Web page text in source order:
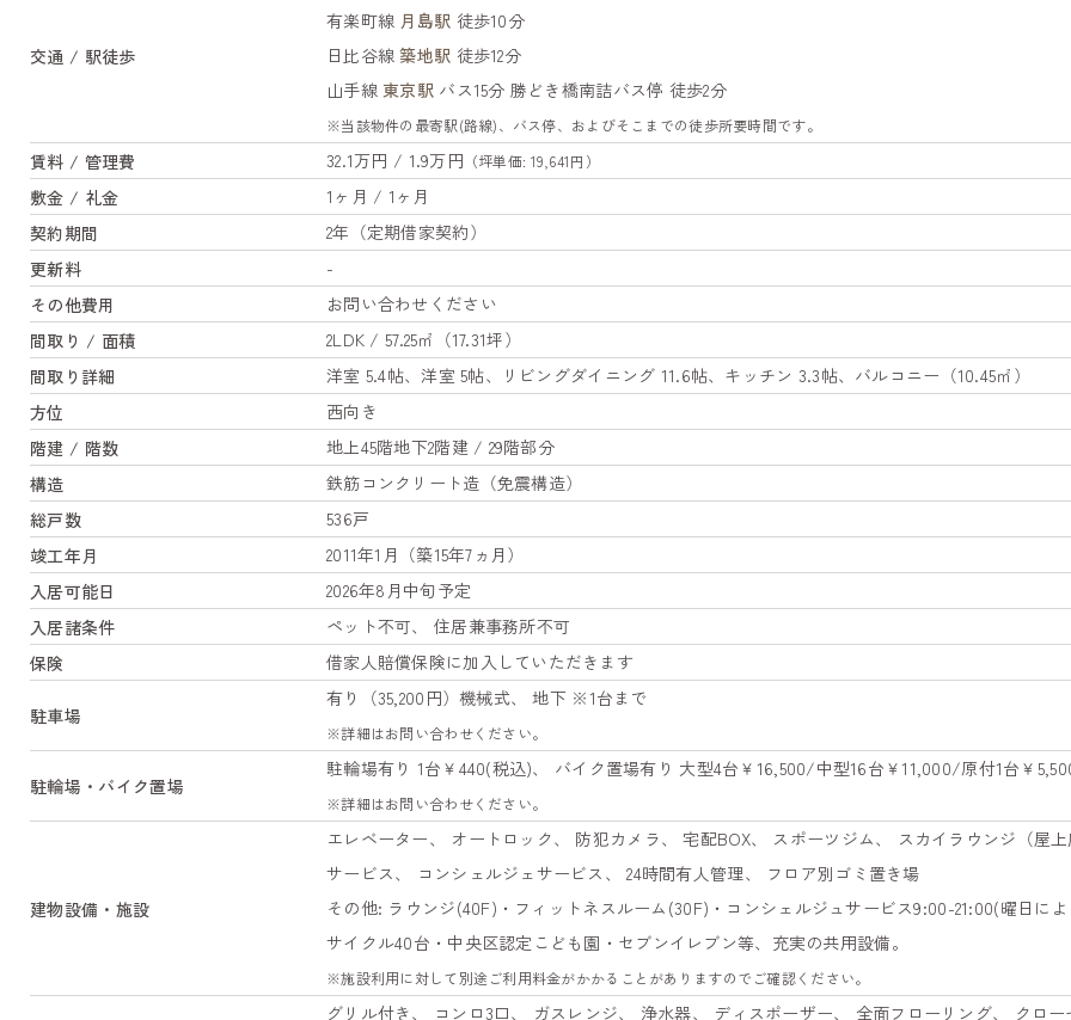
交通 / 駅徒歩
有楽町線 月島駅 徒歩10分
日比谷線築地駅 徒歩12分
山手線東京駅バス15分 勝どき橋南詰バス停 徒歩2分
※当該物件の最寄駅(路線)、バス停、およびそこまでの徒歩所要時間です。
賃料 / 管理費 32.1万円 / 1.9万円 （坪単価: 19,641円）
敷金 / 礼金
1ヶ月 / 1ヶ月
契約期間
2年（定期借家契約）
更新料
-
その他費用
お問い合わせください
間取り / 面積
2LDK / 57.25㎡（17.31坪）
間取り詳細
洋室 5.4帖、洋室 5帖、リビングダイニング 11.6帖、キッチン 3.3帖、バルコニー（10.45㎡）
方位
西向き
階建 / 階数
地上45階地下2階建 / 29階部分
構造
鉄筋コンクリート造（免震構造）
総戸数
536戸
竣工年月
2011年1月（築15年7ヵ月）
入居可能日
2026年8月中旬予定
入居諸条件
ペット不可、 住居兼事務所不可
保険
借家人賠償保険に加入していただきます
駐車場
有り（35,200円）機械式、 地下 ※1台まで
※詳細はお問い合わせください。
駐輪場・バイク置場
駐輪場有り 1台￥440(税込)、 バイク置場有り 大型4台￥16,500/中型16台￥11,000/原付1台￥
※詳細はお問い合わせください。
建物設備・施設
エレベーター、 オートロック、 防犯カメラ、 宅配BOX、 スポーツジム、 スカイラウンジ（屋
サービス、 コンシェルジェサービス、 24時間有人管理、 フロア別ゴミ置き場
その他: ラウンジ(40F)・フィットネスルーム(30F)・コンシェルジュサービス9:00-21:00(曜日に
サイクル40台・中央区認定こども園・セブンイレブン等、充実の共用設備。
※施設利用に対して別途ご利用料金がかかることがありますのでご確認ください。
グリル付き、 コンロ3口、 ガスレンジ、 浄水器、 ディスポーザー、 全面フローリング、 クロ